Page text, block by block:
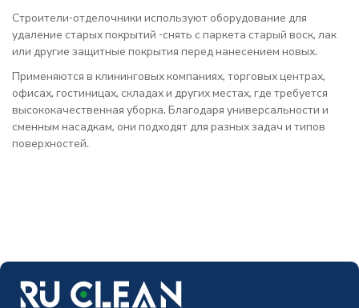
Строители-отделочники используют оборудование для
удаление старых покрытий -снять с паркета старый воск, лак
или другие защитные покрытия перед нанесением новых.
Применяются в клининговых компаниях, торговых центрах,
офисах, гостиницах, складах и других местах, где требуется
высококачественная уборка. Благодаря универсальности и
сменным насадкам, они подходят для разных задач и типов
поверхностей.